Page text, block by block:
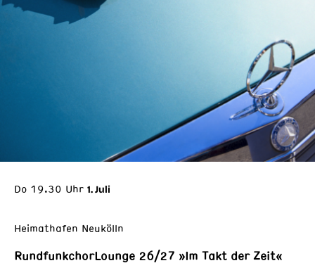
Do 19.30 Uhr 1. Juli
Heimathafen Neukölln
RundfunkchorLounge 26/27 »Im Takt der Zeit«